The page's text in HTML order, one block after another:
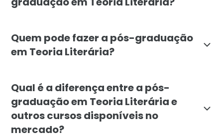
Quem pode fazer a pós-graduação
em Teoria Literária?
Qual é a diferença entre a pós-
graduação em Teoria Literária e
outros cursos disponíveis no
mercado?